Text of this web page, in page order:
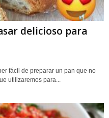
delicioso para
fácil de preparar un pan que no
utilizaremos para...